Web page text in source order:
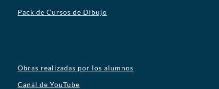
Pack de Cursos de Dibujo
Obras realizadas por los alumnos
Canal de YouTube